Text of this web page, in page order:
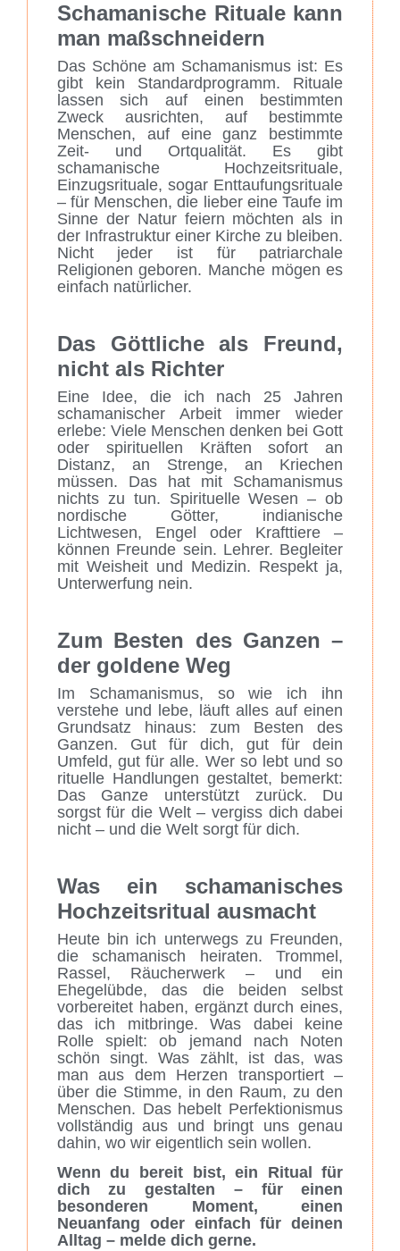
Schamanische Rituale kann
man maßschneidern
Das Schöne am Schamanismus ist: Es
gibt kein Standardprogramm. Rituale
lassen sich auf einen bestimmten
Zweck ausrichten, auf bestimmte
Menschen, auf eine ganz bestimmte
Zeit- und Ortqualität. Es gibt
schamanische Hochzeitsrituale,
Einzugsrituale, sogar Enttaufungsrituale
– für Menschen, die lieber eine Taufe im
Sinne der Natur feiern möchten als in
der Infrastruktur einer Kirche zu bleiben.
Nicht jeder ist für patriarchale
Religionen geboren. Manche mögen es
einfach natürlicher.
Das Göttliche als Freund,
nicht als Richter
Eine Idee, die ich nach 25 Jahren
schamanischer Arbeit immer wieder
erlebe: Viele Menschen denken bei Gott
oder spirituellen Kräften sofort an
Distanz, an Strenge, an Kriechen
müssen. Das hat mit Schamanismus
nichts zu tun. Spirituelle Wesen – ob
nordische Götter, indianische
Lichtwesen, Engel oder Krafttiere –
können Freunde sein. Lehrer. Begleiter
mit Weisheit und Medizin. Respekt ja,
Unterwerfung nein.
Zum Besten des Ganzen –
der goldene Weg
Im Schamanismus, so wie ich ihn
verstehe und lebe, läuft alles auf einen
Grundsatz hinaus: zum Besten des
Ganzen. Gut für dich, gut für dein
Umfeld, gut für alle. Wer so lebt und so
rituelle Handlungen gestaltet, bemerkt:
Das Ganze unterstützt zurück. Du
sorgst für die Welt – vergiss dich dabei
nicht – und die Welt sorgt für dich.
Was ein schamanisches
Hochzeitsritual ausmacht
Heute bin ich unterwegs zu Freunden,
die schamanisch heiraten. Trommel,
Rassel, Räucherwerk – und ein
Ehegelübde, das die beiden selbst
vorbereitet haben, ergänzt durch eines,
das ich mitbringe. Was dabei keine
Rolle spielt: ob jemand nach Noten
schön singt. Was zählt, ist das, was
man aus dem Herzen transportiert –
über die Stimme, in den Raum, zu den
Menschen. Das hebelt Perfektionismus
vollständig aus und bringt uns genau
dahin, wo wir eigentlich sein wollen.
Wenn du bereit bist, ein Ritual für
dich zu gestalten – für einen
besonderen Moment, einen
Neuanfang oder einfach für deinen
Alltag – melde dich gerne.